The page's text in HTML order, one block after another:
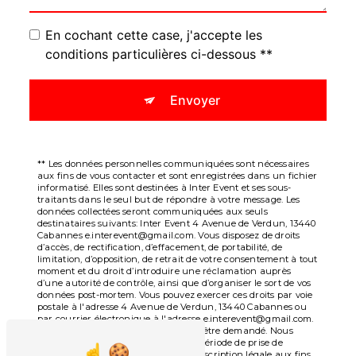
En cochant cette case, j'accepte les
conditions particulières ci-dessous **
Envoyer
** Les données personnelles communiquées sont nécessaires
aux fins de vous contacter et sont enregistrées dans un fichier
informatisé. Elles sont destinées à Inter Event et ses sous-
traitants dans le seul but de répondre à votre message. Les
données collectées seront communiquées aux seuls
destinataires suivants: Inter Event 4 Avenue de Verdun, 13440
Cabannes e.interevent@gmail.com. Vous disposez de droits
d’accès, de rectification, d’effacement, de portabilité, de
limitation, d’opposition, de retrait de votre consentement à tout
moment et du droit d’introduire une réclamation auprès
d’une autorité de contrôle, ainsi que d’organiser le sort de vos
données post-mortem. Vous pouvez exercer ces droits par voie
postale à l'adresse 4 Avenue de Verdun, 13440 Cabannes ou
par courrier électronique à l'adresse e.interevent@gmail.com.
Un justificatif d'identité pourra vous être demandé. Nous
conservons vos données pendant la période de prise de